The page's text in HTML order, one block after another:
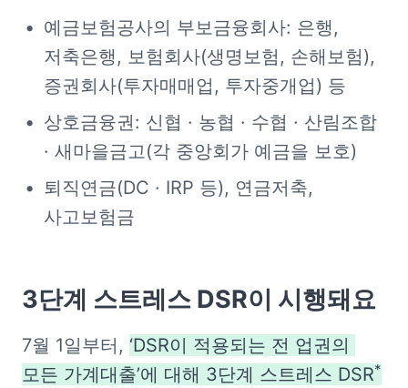
예금보험공사의 부보금융회사: 은행,
저축은행, 보험회사(생명보험, 손해보험),
증권회사(투자매매업, 투자중개업) 등
상호금융권: 신협 · 농협 · 수협 · 산림조합
· 새마을금고(각 중앙회가 예금을 보호)
퇴직연금(DC · IRP 등), 연금저축,
사고보험금
3단계 스트레스 DSR이 시행돼요
7월 1일부터, ‘DSR이 적용되는 전 업권의
모든 가계대출’에 대해 3단계 스트레스 DSR*